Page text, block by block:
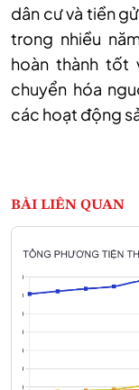
dân cư và tiền
trong nhiều
hoàn thành tốt
chuyển hóa
các hoạt động
BÀI LIÊN QUAN